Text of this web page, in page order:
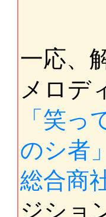
一応、
メロデ
「笑
のシ者」
総合商
ジショ